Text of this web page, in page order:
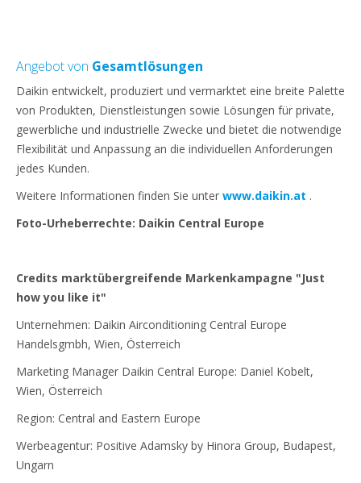
Angebot von Gesamtlösungen
Daikin entwickelt, produziert und vermarktet eine breite Palette
von Produkten, Dienstleistungen sowie Lösungen für private,
gewerbliche und industrielle Zwecke und bietet die notwendige
Flexibilität und Anpassung an die individuellen Anforderungen
jedes Kunden.
Weitere Informationen finden Sie unter www.daikin.at .
Foto-Urheberrechte: Daikin Central Europe
Credits marktübergreifende Markenkampagne "Just
how you like it"
Unternehmen: Daikin Airconditioning Central Europe
Handelsgmbh, Wien, Österreich
Marketing Manager Daikin Central Europe: Daniel Kobelt,
Wien, Österreich
Region: Central and Eastern Europe
Werbeagentur: Positive Adamsky by Hinora Group, Budapest,
Ungarn